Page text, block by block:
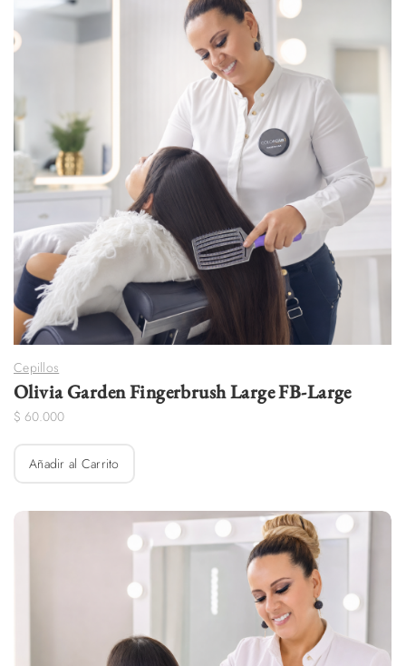
Cepillos
Olivia Garden Fingerbrush Large FB-Large
$60.000